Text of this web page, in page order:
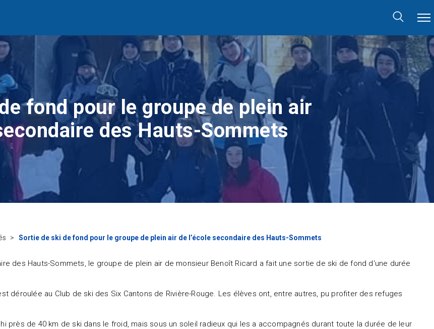
fond pour le groupe de plein air
des Hauts-Sommets
Sortie de ski de fond pour le groupe de plein air de l’école secondaire des Hauts-Sommets
des Hauts-Sommets, le groupe de plein air de monsieur Benoît Ricard a fait une sortie de ski de fond d'une durée
déroulée au Club de ski des Six Cantons de Rivière-Rouge. Les élèves ont, entre autres, pu profiter des refuges
près de 40 km de ski dans le froid, mais sous un soleil radieux qui les a accompagnés durant toute la durée de leur